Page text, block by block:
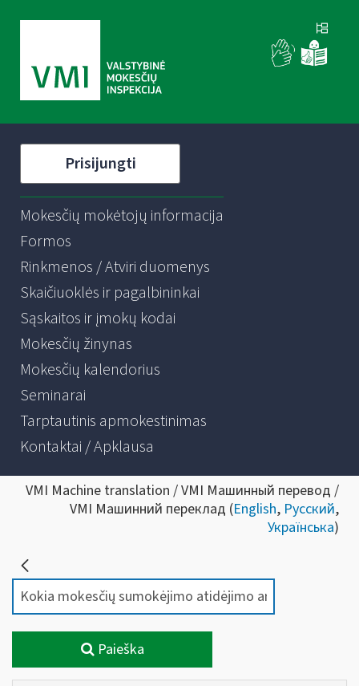
Prisijungti
Mokesčių mokėtojų informacija
Formos
Rinkmenos / Atviri duomenys
Skaičiuoklės ir pagalbininkai
Sąskaitos ir įmokų kodai
Mokesčių žinynas
Mokesčių kalendorius
Seminarai
Tarptautinis apmokestinimas
Kontaktai / Apklausa
VMI Machine translation / VMI Машинный перевод /
VMI Машинний переклад (English, Русский,
Українська)
Paieška